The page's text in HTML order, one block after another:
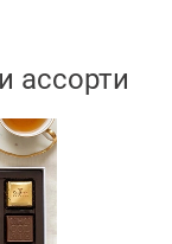
ассорти